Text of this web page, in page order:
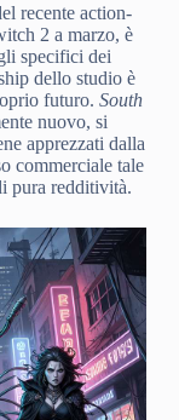
recente action-
2 a marzo, è
specifici dei
dello studio è
futuro. South
nuovo, si
apprezzati dalla
commerciale tale
pura redditività.